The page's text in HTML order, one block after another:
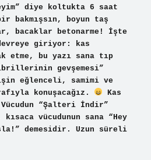
diye koltukta 6 saat
bakmışsın, boyun taş
bacaklar betonarme! İşte
giriyor: kas
etme, bu yazı sana tıp
gevşemesi”
işin eğlenceli, samimi ve
konuşacağız.
Kas
Vücudun “Şalteri İndir”
vücudunun sana “Hey
demesidir. Uzun süreli